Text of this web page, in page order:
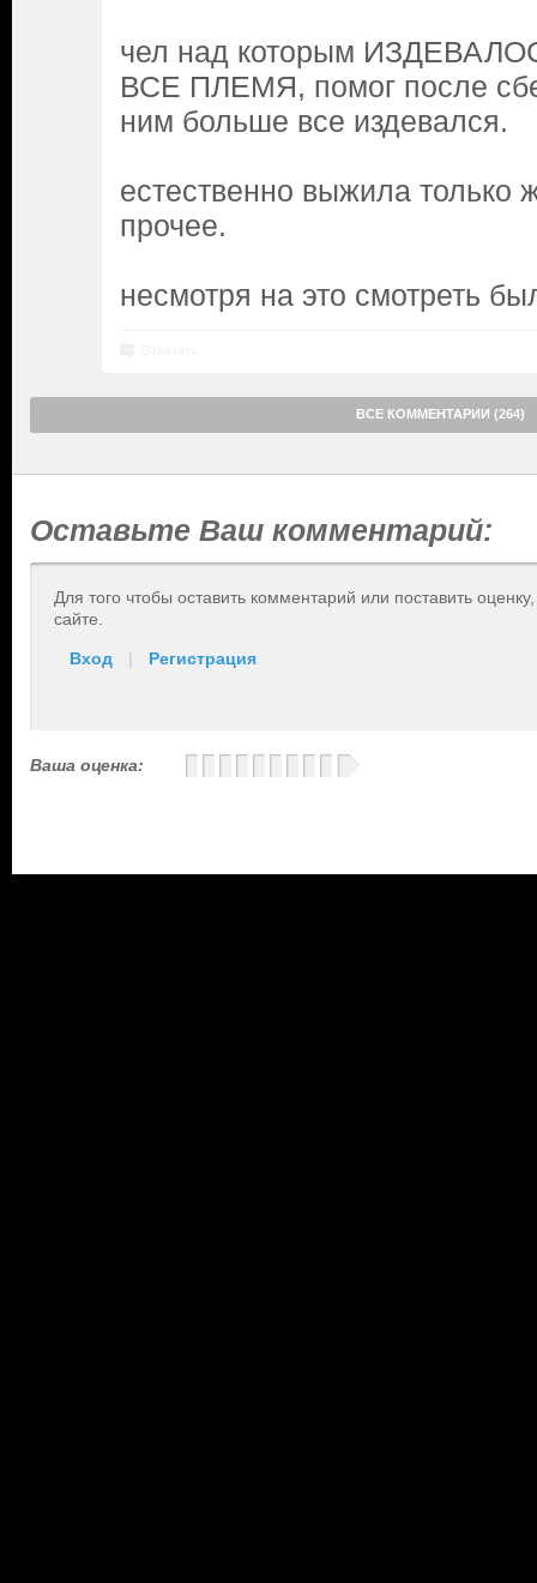
чел над которым
ВСЕ ПЛЕМЯ, помог после
ним больше все издевался.
естественно выжила только
прочее.
несмотря на это смотреть
ВСЕ КОММЕНТАРИИ (264)
Оставьте Ваш комментарий:
Для того чтобы оставить комментарий или поставить
сайте.
Вход | Регистрация
Ваша оценка: